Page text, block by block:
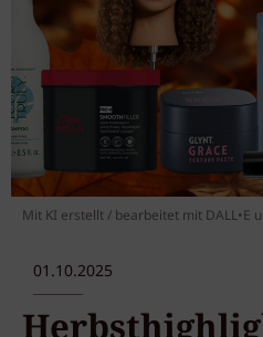
Mit KI erstellt / bearbeitet mit DALL•E
01.10.2025